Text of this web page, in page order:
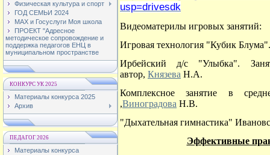
Физическая культура и спорт
ГОД СЕМЬИ 2024
МАХ и Госуслуги Моя школа
ПРОЕКТ "Адресное
методическое сопровождение и
поддержка педагогов ЕНЦ в
муниципальном пространстве
КОНКУРС УК 2025
Материалы конкурса 2025
Архив
ПЕДАГОГ 2026
Материалы конкурса
usp=drivesdk
Видеоматерилы игровых занятий:
Игровая технология "Кубик
Ирбейский д/с "Улыбка".
автор, Князева Н.А.
Комплексное занятие в
,Виноградова Н.В.
"Дыхательная гимнастика"
Эффективные